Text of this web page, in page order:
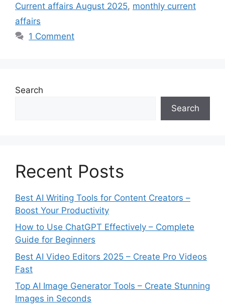
e
g
o
s
s
Current affairs August 2025, monthly current
affairs
1 Comment
Search
Search
Recent Posts
Best AI Writing Tools for Content Creators –
Boost Your Productivity
How to Use ChatGPT Effectively – Complete
Guide for Beginners
Best AI Video Editors 2025 – Create Pro Videos
Fast
Top AI Image Generator Tools – Create Stunning
Images in Seconds